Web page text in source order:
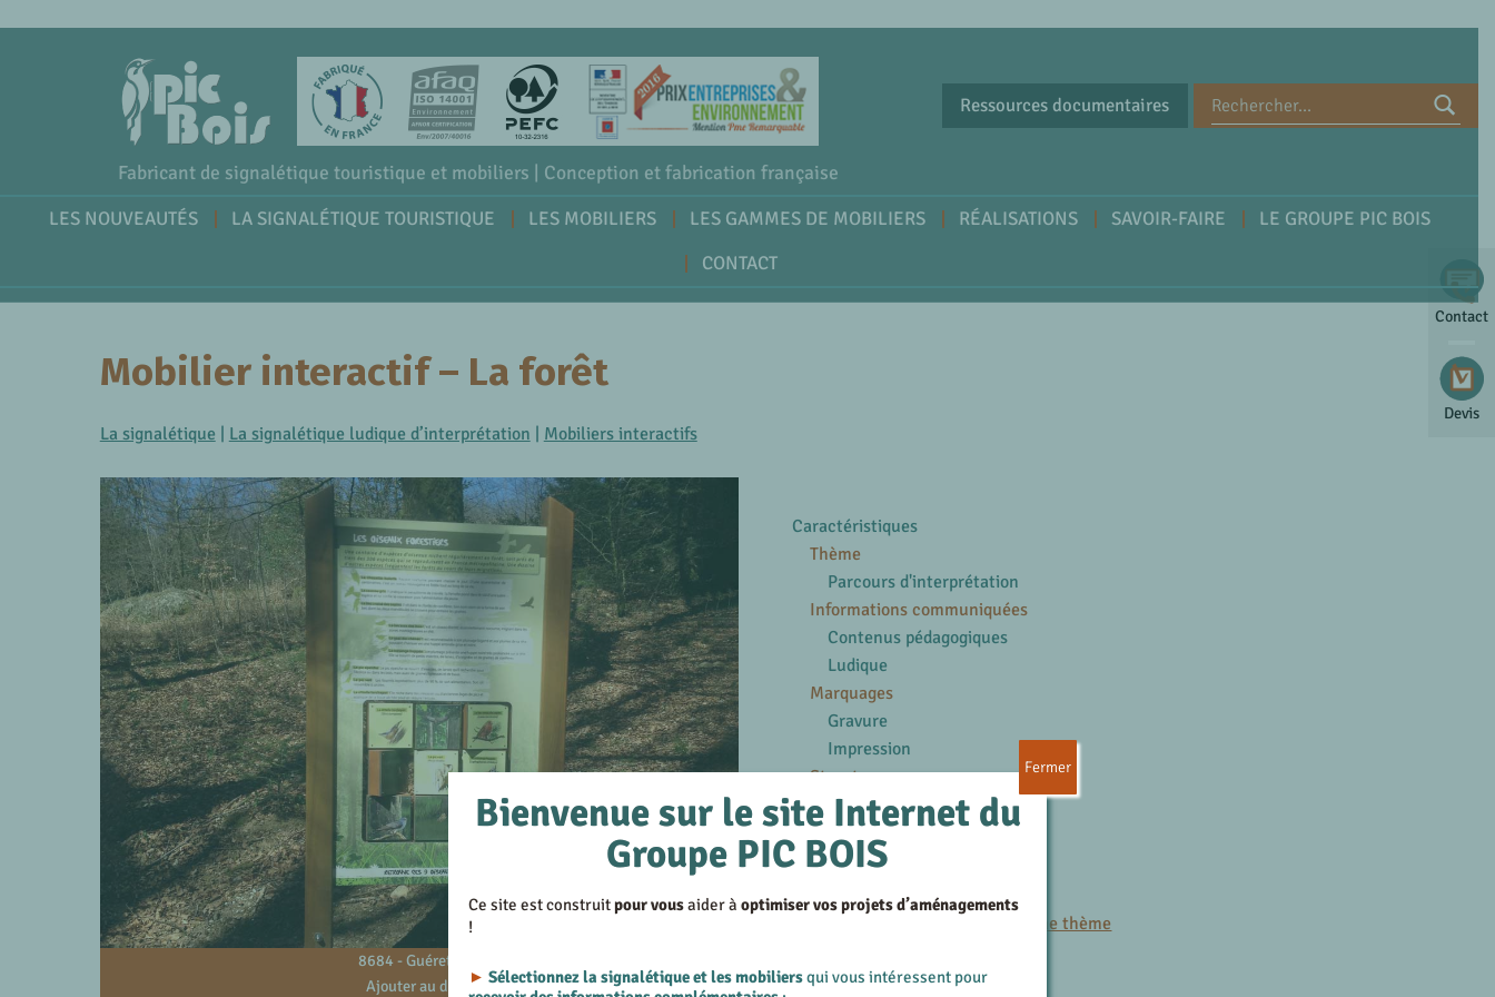
Contact
Devis
Fabricant de signalétique touristique et mobiliers | Conception et fabrication française
LES NOUVEAUTÉS LA SIGNALÉTIQUE TOURISTIQUE LES MOBILIERS LES GAMMES DE MOBILIERS RÉALISATIONS SAVOIR-FAIRE
LE GROUPE PIC BOIS
CONTACT
Ressources documentaires
Mobilier interactif – La forêt
La signalétique | La signalétique ludique d’interprétation | Mobiliers interactifs
8684 - Guéret - 23
Ajouter au devis
Caractéristiques
Thème
Parcours d'interprétation
Informations communiquées
Contenus pédagogiques
Ludique
Marquages
Gravure
Impression
Structures
Bois
En savoir plus
Voir les produits similaires
Voir les réalisations sur le même thème
Bienvenue sur le site Internet du
Groupe PIC BOIS
Ce site est construitpour vousaider àoptimiser vos projets d’aménagements
!
► Sélectionnez la signalétique et les mobiliersqui vous intéressent pour
Fermer